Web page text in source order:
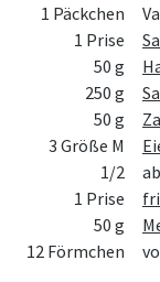
1 Päckchen
1 Prise
50 g
250 g
50 g
3 Größe M
1/2
1 Prise
50 g
12 Förmchen